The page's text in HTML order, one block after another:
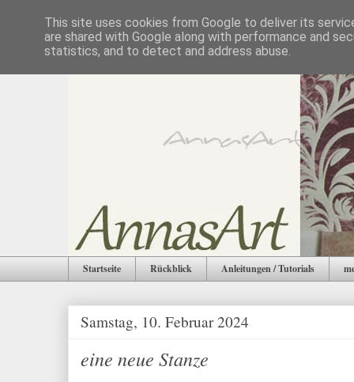
Startseite Rückblick Anleitungen / Tutorials
Samstag, 10. Februar 2024
eine neue Stanze
This site uses cookies from Google to deliver its
are shared with Google along with performance and
statistics, and to detect and address abuse.